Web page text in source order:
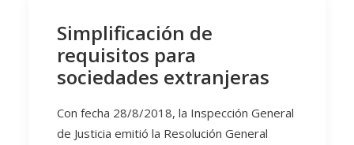
Simplificación de
requisitos para
sociedades extranjeras
Con fecha 28/8/2018, la Inspección General
de Justicia emitió la Resolución General